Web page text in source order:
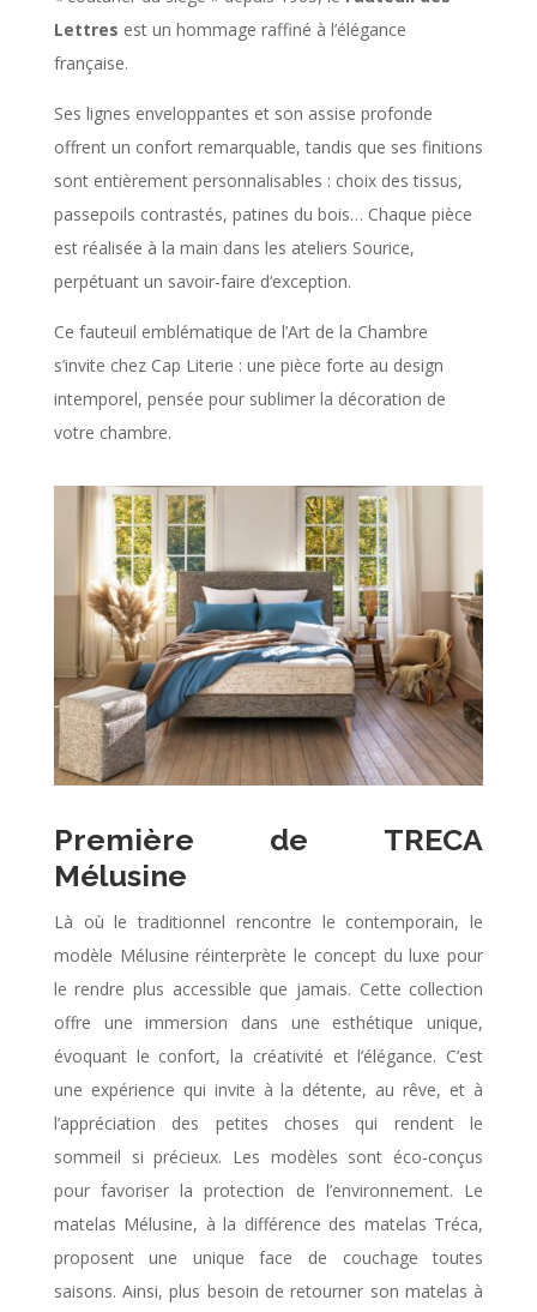
Lettres est un hommage raffiné à l’élégance
française.
Ses lignes enveloppantes et son assise profonde
offrent un confort remarquable, tandis que ses finitions
sont entièrement personnalisables : choix des tissus,
passepoils contrastés, patines du bois… Chaque pièce
est réalisée à la main dans les ateliers Sourice,
perpétuant un savoir-faire d’exception.
Ce fauteuil emblématique de l’Art de la Chambre
s’invite chez Cap Literie : une pièce forte au design
intemporel, pensée pour sublimer la décoration de
votre chambre.
Première de TRECA
Mélusine
Là où le traditionnel rencontre le contemporain, le
modèle Mélusine réinterprète le concept du luxe pour
le rendre plus accessible que jamais. Cette collection
offre une immersion dans une esthétique unique,
évoquant le confort, la créativité et l’élégance. C’est
une expérience qui invite à la détente, au rêve, et à
l’appréciation des petites choses qui rendent le
sommeil si précieux. Les modèles sont éco-conçus
pour favoriser la protection de l’environnement. Le
matelas Mélusine, à la différence des matelas Tréca,
proposent une unique face de couchage toutes
saisons. Ainsi, plus besoin de retourner son matelas à